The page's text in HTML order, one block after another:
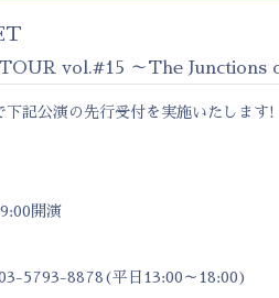
vol.#15 ～The Junctions
記公演の先行受付を実施いたします!
開演
5793-8878(平日13:00～18:00)